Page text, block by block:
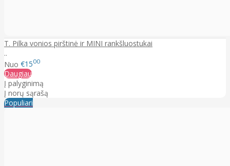
T. Pilka vonios pirštinė ir MINI rankšluostukai
..
Nuo €1500
Daugiau
Į palyginimą
Į norų sąrašą
Populiari